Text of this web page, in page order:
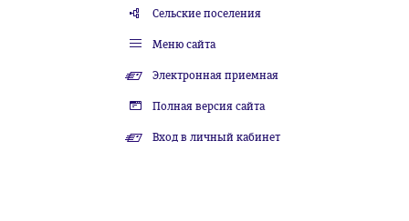
Сельские поселения
Меню сайта
Электронная приемная
Полная версия сайта
Вход в личный кабинет